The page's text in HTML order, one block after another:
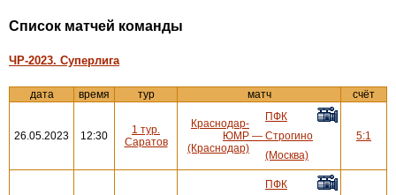
Cписок матчей команды
ЧР-2023. Суперлига
дата время тур матч счёт
26.05.2023 12:30
1 тур.
Саратов
Краснодар-
ЮМР
(Краснодар)
—
ПФК
Строгино
(Москва)
5:1
ПФК